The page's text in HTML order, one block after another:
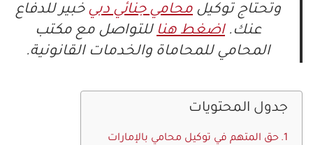
وتحتاج توكيل محامي جنائي دبي خبير للدفاع
عنك.اضغط هناللتواصل مع مكتب
المحامي للمحاماة والخدمات القانونية.
جدول المحتويات
حق المتهم في توكيل محامي بالإمارات